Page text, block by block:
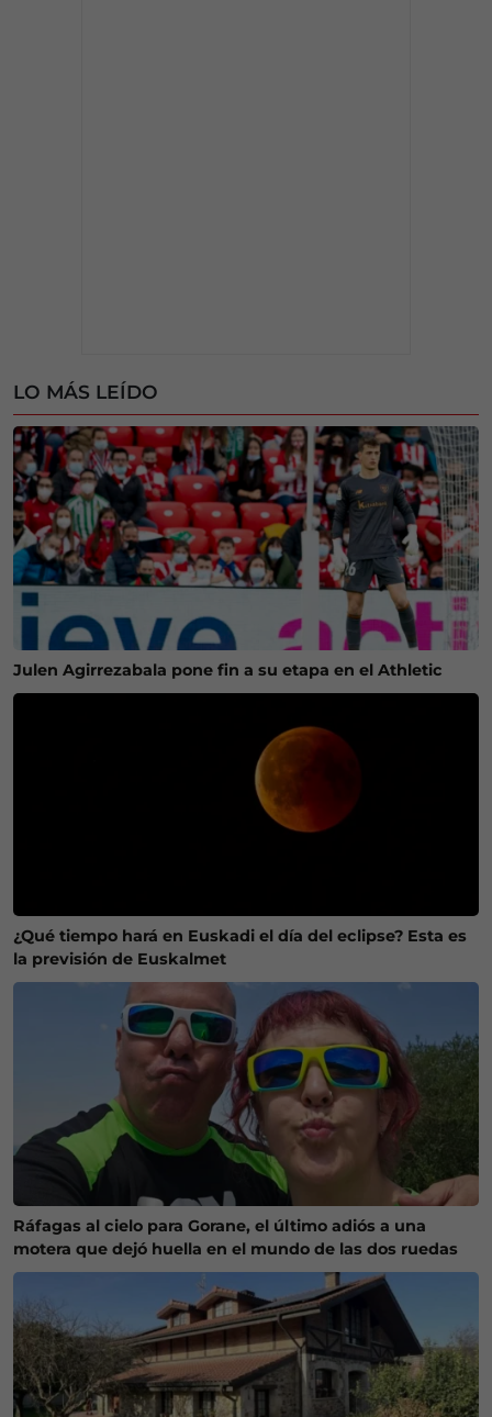
LO MÁS LEÍDO
Julen Agirrezabala pone fin a su etapa en el Athletic
¿Qué tiempo hará en Euskadi el día del eclipse? Esta es
la previsión de Euskalmet
Ráfagas al cielo para Gorane, el último adiós a una
motera que dejó huella en el mundo de las dos ruedas